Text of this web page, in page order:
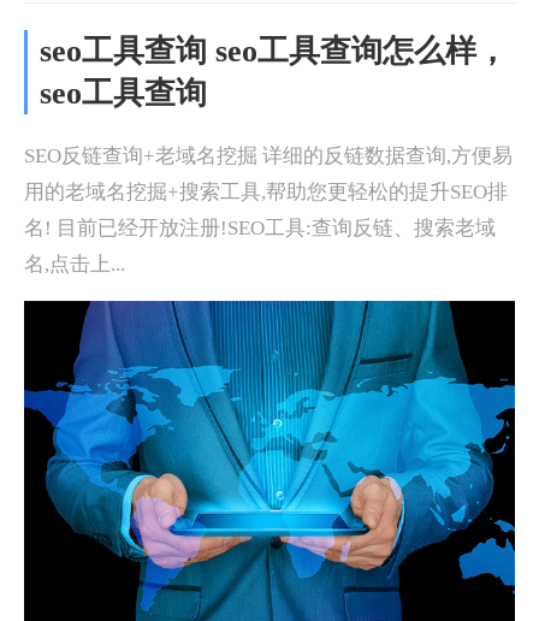
seo工具查询 seo工具查询怎么样，
seo工具查询
SEO反链查询+老域名挖掘 详细的反链数据查询,方便易
用的老域名挖掘+搜索工具,帮助您更轻松的提升SEO排
名! 目前已经开放注册!SEO工具:查询反链、搜索老域
名,点击上...